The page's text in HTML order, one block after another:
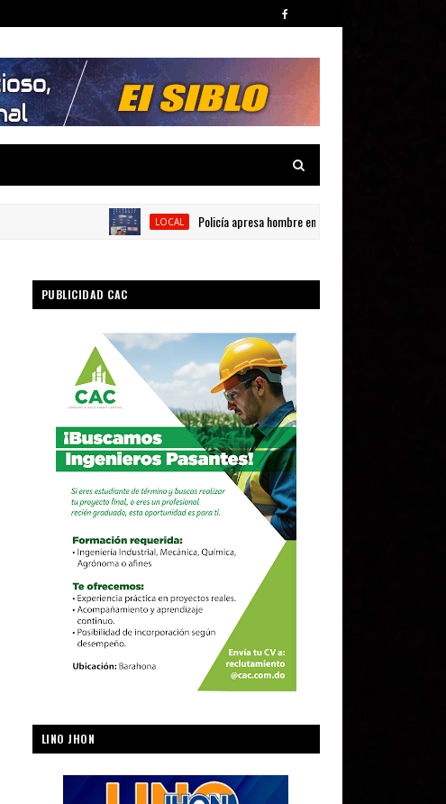
LOCAL Policía apresa hombre en presunta por posesión de
PUBLICIDAD CAC
LINO JHON